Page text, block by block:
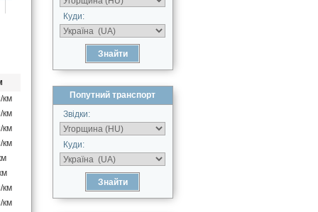
км
км
км
км
км
км
Куди:
Попутний транспорт
Звідки:
Куди: